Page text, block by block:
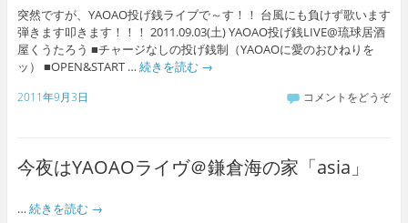
突然ですが、YAOAO投げ銭ライブで～す！！ 台風にも負けず歌います
弾きます叩きます！！！ 2011.09.03(土) YAOAO投げ銭LIVE@琉球居酒
屋くうたろう ■チャージなしの投げ銭制（YAOAOに愛のおひねりを
ッ） ■OPEN&START … 続きを読む →
2011年9月3日 コメントをどうぞ
今夜はYAOAOライヴ＠鎌倉海の家「asia」
… 続きを読む →